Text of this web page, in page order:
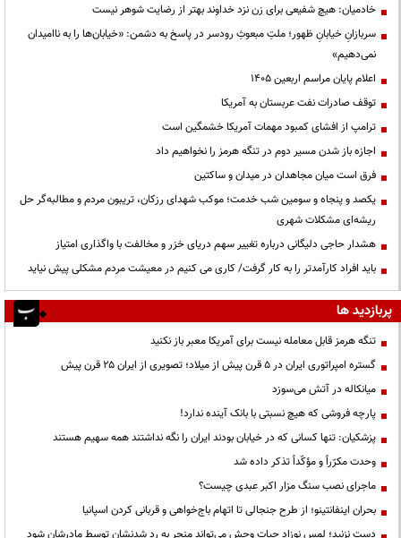
خادمیان: هیچ شفیعی برای زن نزد خداوند بهتر از رضایت شوهر نیست
سربازانِ خیابانِ ظهور؛ ملتِ مبعوثِ رودسر در پاسخ به دشمن: «خیابان‌ها را به ناامیدان
نمی‌دهیم»
اعلام پایان مراسم اربعین ۱۴۰۵
توقف صادرات نفت عربستان به آمریکا
ترامپ از افشای کمبود مهمات آمریکا خشمگین است
اجازه باز شدن مسیر دوم در تنگه هرمز را نخواهیم داد
فرق است میان مجاهدان در میدان و ساکتین
یکصد و پنجاه و سومین شب خدمت؛ موکب شهدای رزکان، تریبون مردم و مطالبه‌گر حل
ریشه‌ای مشکلات شهری
هشدار حاجی دلیگانی درباره تغییر سهم دریای خزر و مخالفت با واگذاری امتیاز
باید افراد کارآمدتر را به کار گرفت/ کاری می کنیم در معیشت مردم مشکلی پیش نیاید
پربازدید ها
تنگه هرمز قابل معامله نیست برای آمریکا معبر باز نکنید
گستره امپراتوری ایران در ۵ قرن پیش از میلاد؛ تصویری از ایران ۲۵ قرن پیش
میانکاله در آتش می‌سوزد
پارچه فروشی که هیچ نسبتی با بانک آینده ندارد!
پزشکیان: تنها کسانی که در خیابان بودند ایران را نگه نداشتند همه سهیم هستند
وحدت مکرّراً و مؤکّداً تذکر داده شد
ماجرای نصب سنگ مزار اکبر عبدی چیست؟
بحران اینفانتینو؛ از طرح جنجالی تا اتهام باج‌خواهی و قربانی کردن اسپانیا
دست نزنید؛ لمس نوزاد حیات وحش می‌تواند منجر به رد شدنشان توسط مادرشان شود